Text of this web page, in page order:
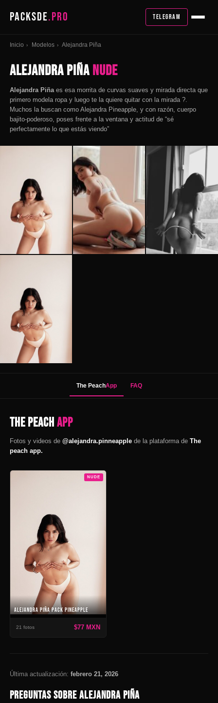
PACKSDE.PRO TELEGRAM
Inicio › Modelos › Alejandra Piña
Alejandra PiñaNude
Alejandra Piñaes esa morrita de curvas suaves y mirada directa que
primero modela ropa y luego te la quiere quitar con la mirada ?.
Muchos la buscan como Alejandra Pineapple, y con razón, cuerpo
bajito-poderoso, poses frente a la ventana y actitud de “sé
perfectamente lo que estás viendo”
The PeachApp FAQ
The PeachApp
Fotos y videos de @alejandra.pinneapple de la plataforma de The
peach app.
NUDE
ALEJANDRA PIÑA PACK PINEAPPLE
21 fotos $77 MXN
Última actualización: febrero 21, 2026
PREGUNTAS SOBRE ALEJANDRA PIÑA